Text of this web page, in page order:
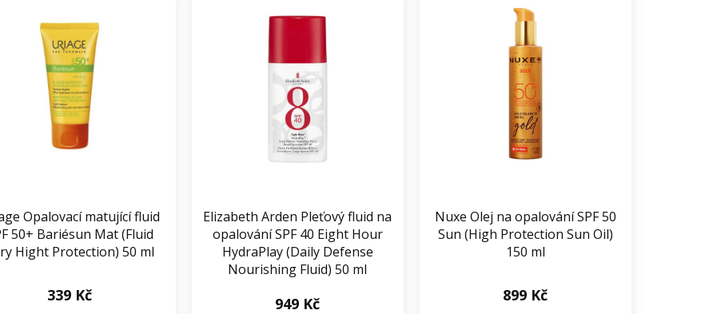
Opalovací matující fluid
50+ Bariésun Mat (Fluid
Hight Protection) 50 ml
339 Kč
Elizabeth Arden Pleťový fluid na
opalování SPF 40 Eight Hour
HydraPlay (Daily Defense
Nourishing Fluid) 50 ml
949 Kč
Nuxe Olej na opalování SPF 50
Sun (High Protection Sun Oil)
150 ml
899 Kč